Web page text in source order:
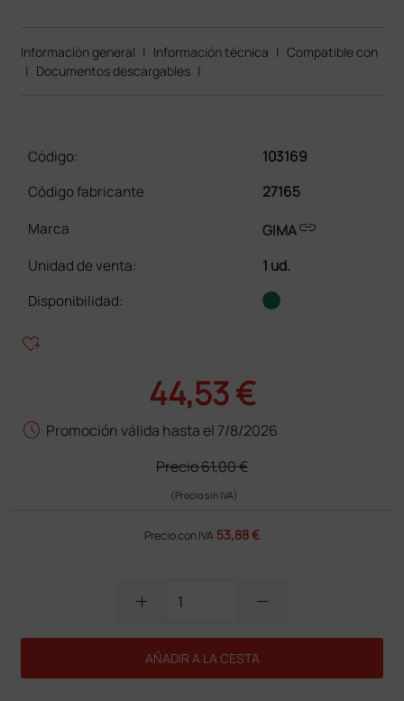
Información general | Información técnica | Compatible con
| Documentos descargables |
Código:
103169
Código fabricante
27165
Marca
GIMAlink
Unidad de venta:
1 ud.
Disponibilidad:
heart_plus
44,53 €
schedule Promoción válida hasta el 7/8/2026
Precio61,00 €
(Precio sin IVA)
Precio con IVA 53,88 €
add remove
AÑADIR A LA CESTA